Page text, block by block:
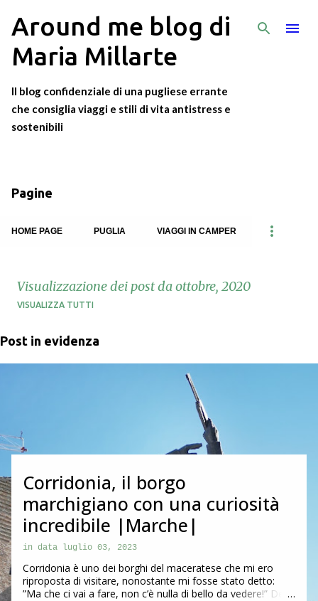
Passa ai contenuti principali
Around me blog di
Maria Millarte
Il blog confidenziale di una pugliese errante
che consiglia viaggi e stili di vita antistress e
sostenibili
Pagine
HOME PAGE PUGLIA VIAGGI IN CAMPER
Visualizzazione dei post da ottobre, 2020
VISUALIZZA TUTTI
Post in evidenza
Corridonia, il borgo
marchigiano con una curiosità
incredibile |Marche|
in data luglio 03, 2023
Corridonia è uno dei borghi del maceratese che mi ero
riproposta di visitare, nonostante mi fosse stato detto:
”Ma che ci vai a fare, non c’è nulla di bello da vedere!” Devo